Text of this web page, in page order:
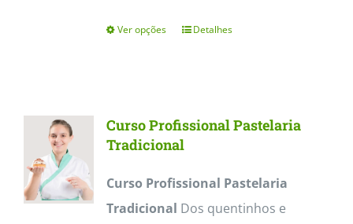
Ver opções
This
variants.
options
may
Detalhes
Curso Profissional Pastelaria
Tradicional
Curso Profissional Pastelaria
Tradicional Dos quentinhos e